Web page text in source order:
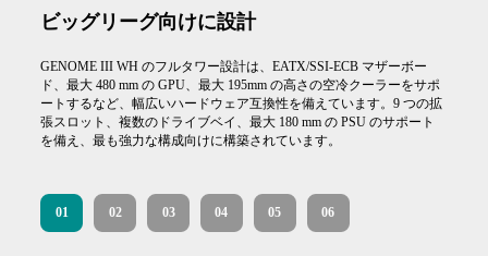
ビッグリーグ向けに設計
GENOME III WH のフルタワー設計は、EATX/SSI-ECB マザーボー
ド、最大 480 mm の GPU、最大 195mm の高さの空冷クーラーをサポ
ートするなど、幅広いハードウェア互換性を備えています。9 つの拡
張スロット、複数のドライブベイ、最大 180 mm の PSU のサポート
を備え、最も強力な構成向けに構築されています。
01 02 03 04 05 06